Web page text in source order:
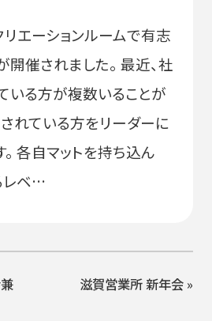
エーションルームで有志
開催されました。 最近、社
いる方が複数いることが
れている方をリーダーに
各自マットを持ち込ん
レベ…
滋賀営業所 新年会»